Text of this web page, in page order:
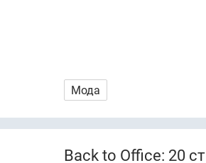
Мода
Back to Office: 20